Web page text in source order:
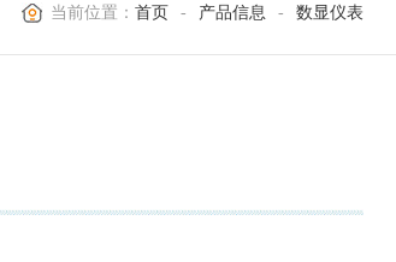
当前位置：首页 - 产品信息 - 数显仪表